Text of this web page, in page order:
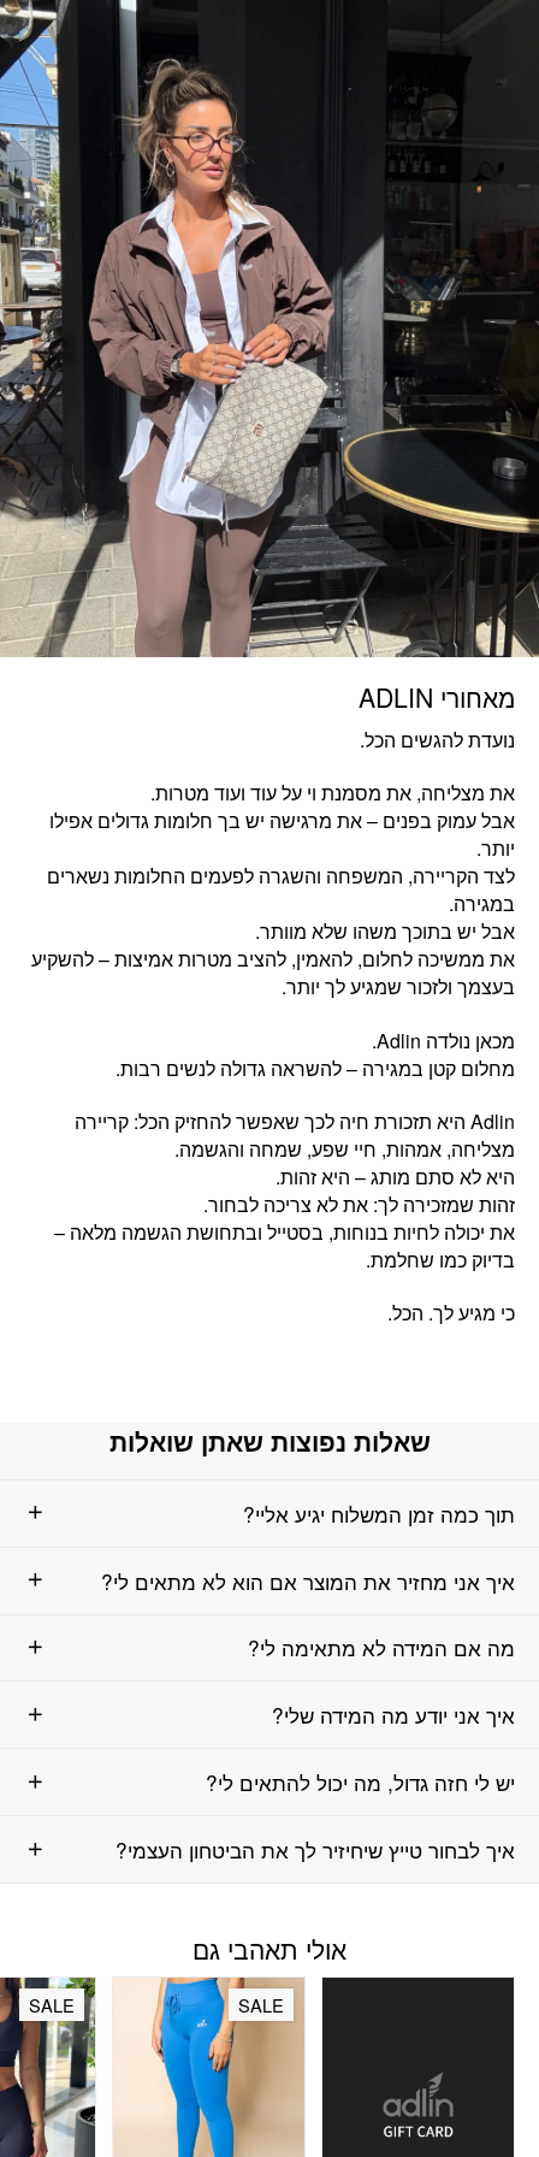
מאחורי ADLIN
נועדת להגשים הכל.
את מצליחה, את מסמנת וי על עוד ועוד מטרות.
אבל עמוק בפנים – את מרגישה יש בך חלומות גדולים אפילו
יותר.
לצד הקריירה, המשפחה והשגרה לפעמים החלומות נשארים
במגירה.
אבל יש בתוכך משהו שלא מוותר.
את ממשיכה לחלום, להאמין, להציב מטרות אמיצות – להשקיע
בעצמך ולזכור שמגיע לך יותר.
מכאן נולדה Adlin.
מחלום קטן במגירה – להשראה גדולה לנשים רבות.
‏Adlin היא תזכורת חיה לכך שאפשר להחזיק הכל: קריירה
מצליחה, אמהות, חיי שפע, שמחה והגשמה.
היא לא סתם מותג – היא זהות.
זהות שמזכירה לך: את לא צריכה לבחור.
את יכולה לחיות בנוחות, בסטייל ובתחושת הגשמה מלאה –
בדיוק כמו שחלמת.
כי מגיע לך. הכל.
שאלות נפוצות שאתן שואלות
תוך כמה זמן המשלוח יגיע אליי?
איך אני מחזיר את המוצר אם הוא לא מתאים לי?
מה אם המידה לא מתאימה לי?
איך אני יודע מה המידה שלי?
יש לי חזה גדול, מה יכול להתאים לי?
איך לבחור טייץ שיחיזיר לך את הביטחון העצמי?
אולי תאהבי גם
SALE
SALE